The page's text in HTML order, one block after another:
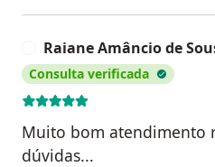
Raiane Amâncio de
Consulta verificada
Muito bom atendimento
dúvidas...